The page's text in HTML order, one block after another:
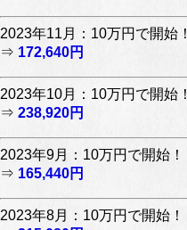
2023年11月：10万円で開始！
⇒ 172,640円
2023年10月：10万円で開始！
⇒ 238,920円
2023年9月：10万円で開始！
⇒ 165,440円
2023年8月：10万円で開始！